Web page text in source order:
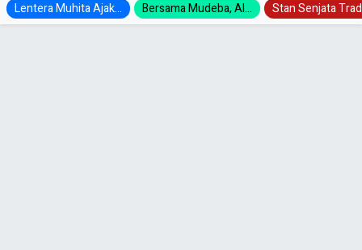
Lentera Muhita Ajak... Bersama Mudeba, Al... Stan Senjata